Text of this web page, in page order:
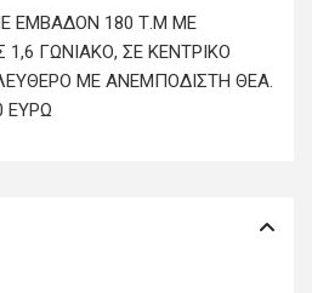
ΕΜΒΑΔΟΝ 180 Τ.Μ ΜΕ
ΓΩΝΙΑΚΟ, ΣΕ ΚΕΝΤΡΙΚΟ
ΜΕ ΑΝΕΜΠΟΔΙΣΤΗ ΘΕΑ.
ΕΥΡΩ